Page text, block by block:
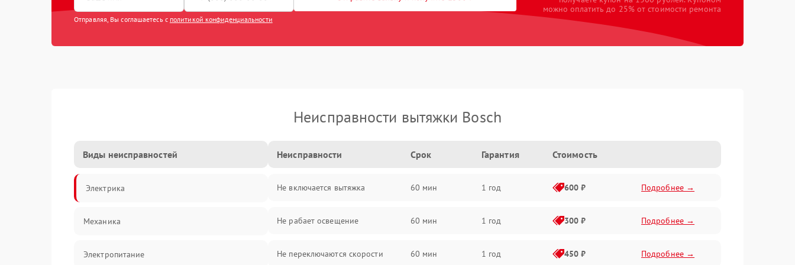
Отправляя, Вы соглашаетесь с политикой конфиденциальности
можно оплатить до 25% от стоимости ремонта
Неисправности вытяжки Bosch
Виды неисправностей
Электрика
Механика
Электропитание
Неисправности Срок Гарантия Стоимость
Не включается вытяжка 60 мин 1 год 600 ₽ Подробнее →
Не рабает освещение 60 мин 1 год 300 ₽ Подробнее →
Не переключаются скорости 60 мин 1 год 450 ₽ Подробнее →